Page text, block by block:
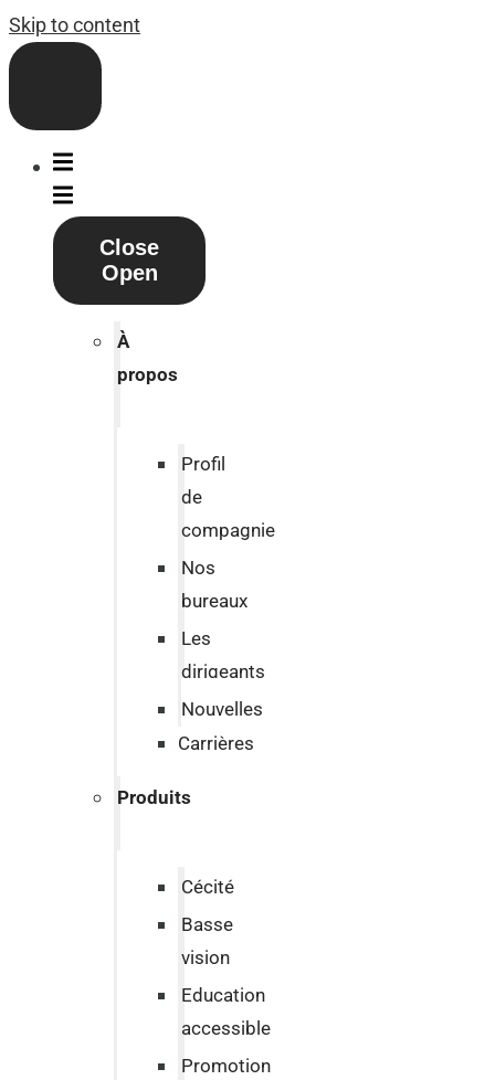
Skip to content
Close
Open
À
propos
Profil
de
compagnie
Nos
bureaux
Les
dirigeants
Nouvelles
Carrières
Produits
Cécité
Basse
vision
Education
accessible
Promotion